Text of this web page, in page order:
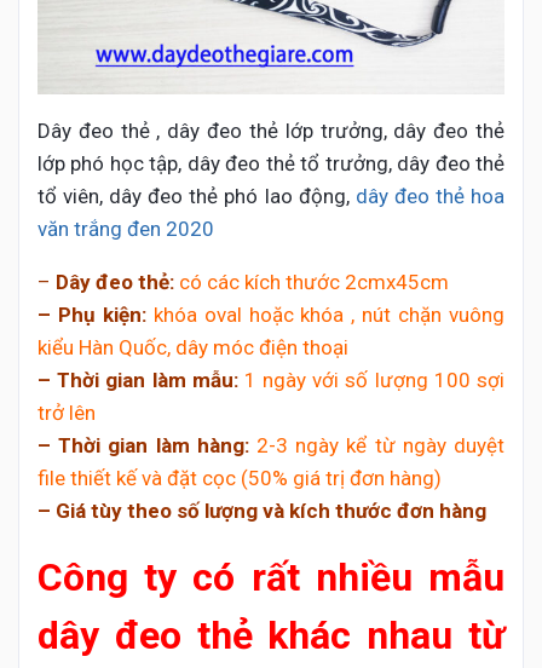
Dây đeo thẻ , dây đeo thẻ lớp trưởng, dây đeo thẻ
lớp phó học tập, dây đeo thẻ tổ trưởng, dây đeo thẻ
tổ viên, dây đeo thẻ phó lao động, dây đeo thẻ hoa
văn trắng đen 2020
– Dây đeo thẻ: có các kích thước 2cmx45cm
– Phụ kiện:khóa oval hoặc khóa , nút chặn vuông
kiểu Hàn Quốc, dây móc điện thoại
– Thời gian làm mẫu: 1 ngày với số lượng 100 sợi
trở lên
– Thời gian làm hàng:2-3 ngày kể từ ngày duyệt
file thiết kế và đặt cọc (50% giá trị đơn hàng)
– Giá tùy theo số lượng và kích thước đơn hàng
Công ty có rất nhiều mẫu
dây đeo thẻ khác nhau từ